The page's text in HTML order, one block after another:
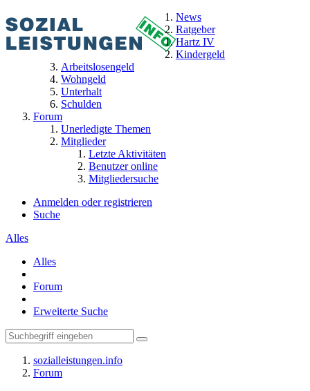
News
Ratgeber
Hartz IV
Kindergeld
Arbeitslosengeld
Wohngeld
Unterhalt
Schulden
Forum
Unerledigte Themen
Mitglieder
Letzte Aktivitäten
Benutzer online
Mitgliedersuche
Anmelden oder registrieren
Suche
Alles
Alles
Forum
Erweiterte Suche
sozialleistungen.info
Forum